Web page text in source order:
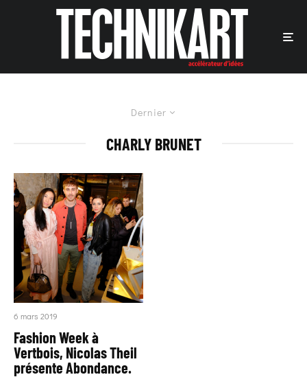
Dernier
CHARLY BRUNET
6 mars 2019
Fashion Week à
Vertbois, Nicolas Theil
présente Abondance.